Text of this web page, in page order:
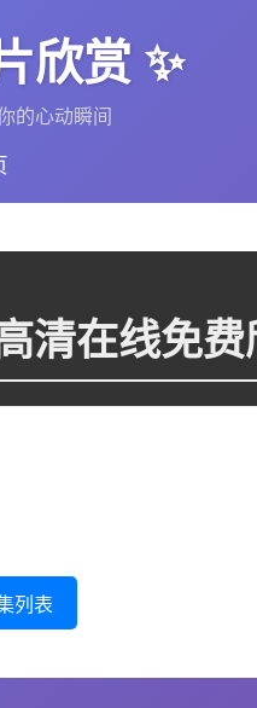
欣赏 ✨
的心动瞬间
清在线免费
列表